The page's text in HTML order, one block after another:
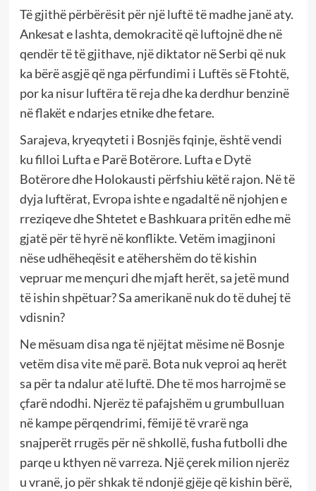
Të gjithë përbërësit për një luftë të madhe janë aty.
Ankesat e lashta, demokracitë që luftojnë dhe në
qendër të të gjithave, një diktator në Serbi që nuk
ka bërë asgjë që nga përfundimi i Luftës së Ftohtë,
por ka nisur luftëra të reja dhe ka derdhur benzinë ​​
në flakët e ndarjes etnike dhe fetare.
Sarajeva, kryeqyteti i Bosnjës fqinje, është vendi
ku filloi Lufta e Parë Botërore. Lufta e Dytë
Botërore dhe Holokausti përfshiu këtë rajon. Në të
dyja luftërat, Evropa ishte e ngadaltë në njohjen e
rreziqeve dhe Shtetet e Bashkuara pritën edhe më
gjatë për të hyrë në konflikte. Vetëm imagjinoni
nëse udhëheqësit e atëhershëm do të kishin
vepruar me mençuri dhe mjaft herët, sa jetë mund
të ishin shpëtuar? Sa amerikanë nuk do të duhej të
vdisnin?
Ne mësuam disa nga të njëjtat mësime në Bosnje
vetëm disa vite më parë. Bota nuk veproi aq herët
sa për ta ndalur atë luftë. Dhe të mos harrojmë se
çfarë ndodhi. Njerëz të pafajshëm u grumbulluan
në kampe përqendrimi, fëmijë të vrarë nga
snajperët rrugës për në shkollë, fusha futbolli dhe
parqe u kthyen në varreza. Një çerek milion njerëz
u vranë, jo për shkak të ndonjë gjëje që kishin bërë,